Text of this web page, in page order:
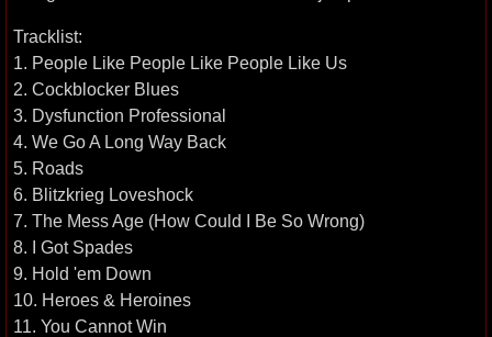
Tracklist:
1. People Like People Like People Like Us
2. Cockblocker Blues
3. Dysfunction Professional
4. We Go A Long Way Back
5. Roads
6. Blitzkrieg Loveshock
7. The Mess Age (How Could I Be So Wrong)
8. I Got Spades
9. Hold 'em Down
10. Heroes & Heroines
11. You Cannot Win